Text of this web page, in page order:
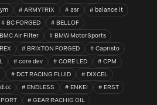
ARMYTRIX asr
balance it
BC FORGED
BELLOF
BMC Air Filter
BMW MotorSports
BRIXTON FORGED
Capristo
core dev CORE LED
CPM
DCT RACING FLUID
DIXCEL
㏄ ENDLESS ENKEI
ERST
GEAR RACHIG OIL